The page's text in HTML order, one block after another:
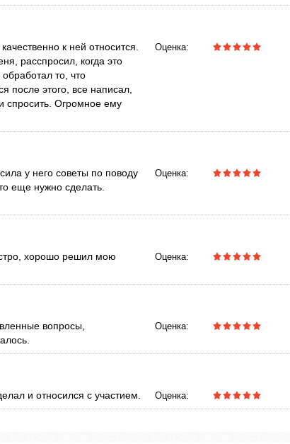
к ней относится.
расспросил, когда это
то, что
после этого, все написал,
спросить. Огромное ему
Оценка:
у него советы по поводу
еще нужно сделать.
Оценка:
хорошо решил мою
Оценка:
вопросы,
Оценка:
и относился с участием. Оценка: